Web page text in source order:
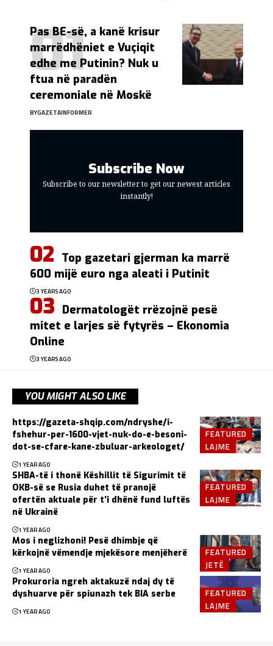
Pas BE-së, a kanë krisur
marrëdhëniet e Vuçiqit
edhe me Putinin? Nuk u
ftua në paradën
ceremoniale në Moskë
BYGAZETAINFORMER
Subscribe Now
Subscribe to our newsletter to get our newest articles
instantly!
Top gazetari gjerman ka marrë
600 mijë euro nga aleati i Putinit
3 YEARS AGO
Dermatologët rrëzojnë pesë
mitet e larjes së fytyrës – Ekonomia
Online
3 YEARS AGO
YOU MIGHT ALSO LIKE
FEATURED
LAJME
https://gazeta-shqip.com/ndryshe/i-
fshehur-per-1600-vjet-nuk-do-e-besoni-
dot-se-cfare-kane-zbuluar-arkeologet/
1 YEAR AGO
FEATURED
LAJME
SHBA-të i thonë Këshillit të Sigurimit të
OKB-së se Rusia duhet të pranojë
ofertën aktuale për t’i dhënë fund luftës
në Ukrainë
1 YEAR AGO
FEATURED
JETË
Mos i neglizhoni! Pesë dhimbje që
kërkojnë vëmendje mjekësore menjëherë
1 YEAR AGO
FEATURED
LAJME
Prokuroria ngreh aktakuzë ndaj dy të
dyshuarve për spiunazh tek BIA serbe
1 YEAR AGO